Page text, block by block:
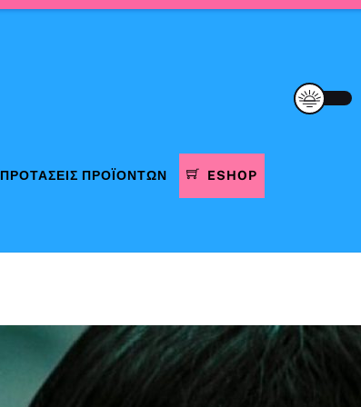
ΠΡΟΤΆΣΕΙΣ ΠΡΟΪΌΝΤΩΝ ESHOP